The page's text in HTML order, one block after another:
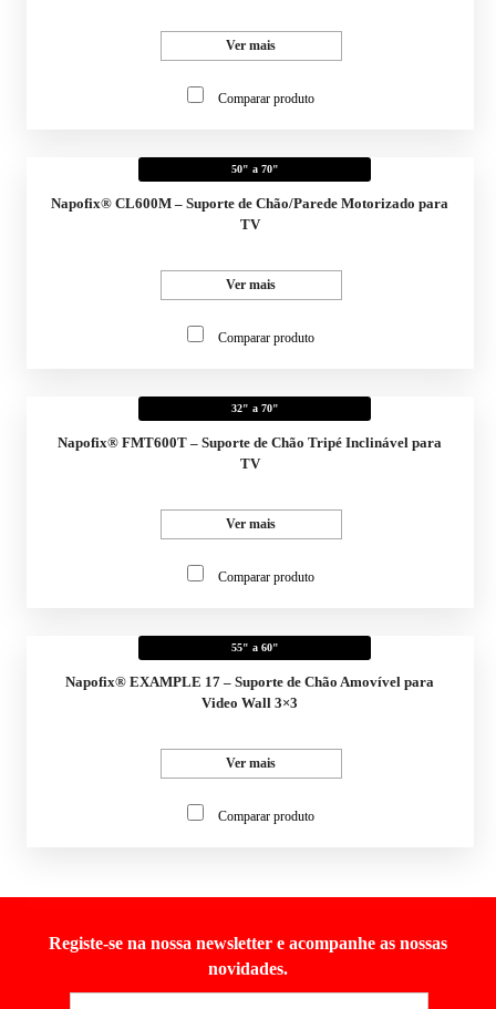
Ver mais
Comparar produto
50" a 70"
Napofix® CL600M – Suporte de Chão/Parede Motorizado para
TV
Ver mais
Comparar produto
32" a 70"
Napofix® FMT600T – Suporte de Chão Tripé Inclinável para
TV
Ver mais
Comparar produto
55" a 60"
Napofix® EXAMPLE 17 – Suporte de Chão Amovível para
Video Wall 3×3
Ver mais
Comparar produto
Registe-se na nossa newsletter e acompanhe as nossas
novidades.